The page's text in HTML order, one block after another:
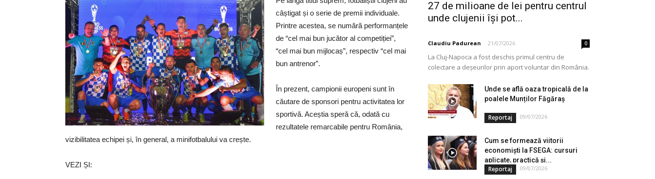
câștigat și o serie de premii individuale.
Printre acestea, se numără performanțele
de “cel mai bun jucător al competiției”,
“cel mai bun mijlocaș”, respectiv “cel mai
bun antrenor”.
În prezent, campionii europeni sunt în
căutare de sponsori pentru activitatea lor
sportivă. Aceștia speră că, odată cu
rezultatele remarcabile pentru România,
vizibilitatea echipei și, în general, a minifotbalului va crește.
VEZI ȘI:
27 de milioane de lei pentru centrul
unde clujenii își pot...
Claudiu Padurean - 21/07/2026 0
La Cluj-Napoca a fost deschis primul centru de
colectare a deșeurilor prin aport voluntar din România.
Unde se află oaza tropicală de la
poalele Munților Făgăraș
Reportaj 09/07/2026
Cum se formează viitorii
economiști la FSEGA: cursuri
aplicate, practică și...
Reportaj 09/07/2026